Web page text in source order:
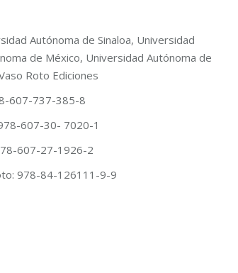
Autónoma de Sinaloa, Universidad
de México, Universidad Autónoma de
Roto Ediciones
607-737-385-8
607-30- 7020-1
607-27-1926-2
978-84-126111-9-9